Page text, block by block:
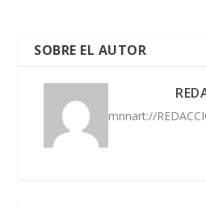
SOBRE EL AUTOR
mnnart://